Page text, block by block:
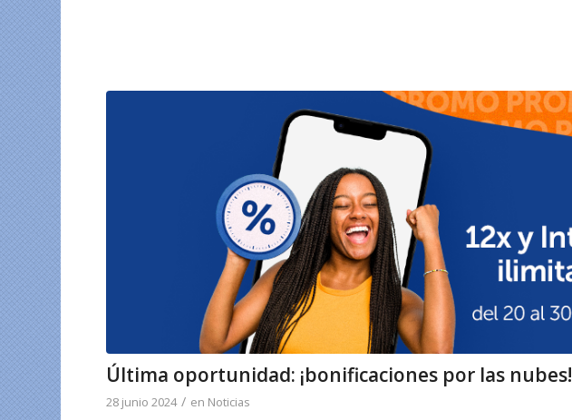
Última oportunidad: ¡bonificaciones por las nubes!
28 junio 2024 / en Noticias